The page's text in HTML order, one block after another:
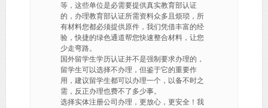
等，这些单位是必需要提供真实教育部认证
的，办理教育部认证所需资料众多且烦琐，所
有材料您都必须提供原件，我们凭借丰富的经
验，快捷的绿色通道帮您快速整合材料，让您
少走弯路。
国外留学生学历认证并不是强制要求办理的，
留学生可以选择不办理，但鉴于它的重要作
用，建议留学生都可以办理一个，以备不时之
需，反正办理也费不了多少事。
选择实体注册公司办理，更放心，更安全！我